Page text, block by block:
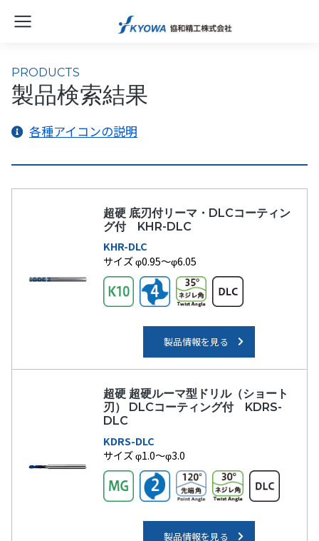
PRODUCTS
製品検索結果
各種アイコンの説明
超硬 底刃付リーマ・DLCコーティン
グ付 KHR-DLC
KHR-DLC
サイズ φ0.95～φ6.05
製品情報を見る
超硬 超硬ルーマ型ドリル（ショート
刃） DLCコーティング付 KDRS-
DLC
KDRS-DLC
サイズ φ1.0～φ3.0
製品情報を見る